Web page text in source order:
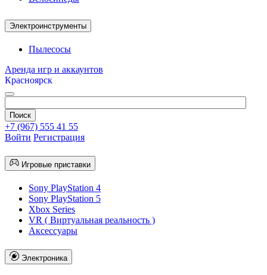
Электроинструменты
Пылесосы
Аренда игр и аккаунтов
Красноярск
+7 (967) 555 41 55
Войти Регистрация
Игровые приставки
Sony PlayStation 4
Sony PlayStation 5
Xbox Series
VR ( Виртуальная реальность )
Аксессуары
Электроника